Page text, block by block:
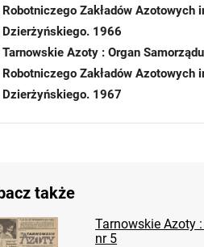
Robotniczego Zakładów Azotowych
Dzierżyńskiego. 1966
Tarnowskie Azoty : Organ Samorządu
Robotniczego Zakładów Azotowych
Dzierżyńskiego. 1967
Robotniczego Zakładów
Feliksa Dzierżyńskiego. 1968, nr 1
Tarnowskie Azoty : Organ
także
Tarnowskie Azoty :
nr 5